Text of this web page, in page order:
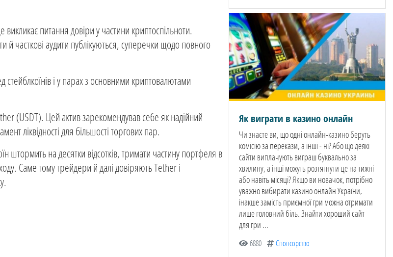
питання довіри у частини криптоспільноти.
й часткові аудити публікуються, суперечки щодо повного
і у парах з основними криптовалютами
(USDT). Цей актив зарекомендував себе як надійний
ліквідності для більшості торгових пар.
штормить на десятки відсотків, тримати частину портфеля в
Саме тому трейдери й далі довіряють Tether і
Як виграти в казино онлайн
Чи знаєте ви, що одні онлайн-казино беруть
комісію за перекази, а інші - ні? Або що деякі
сайти виплачують виграш буквально за
хвилину, а інші можуть розтягнути це на тижні
або навіть місяці? Якщо ви новачок, потрібно
уважно вибирати казино онлайн України,
інакше замість приємної гри можна отримати
лише головний біль. Знайти хороший сайт
для гри ...
6880 Спонсорство